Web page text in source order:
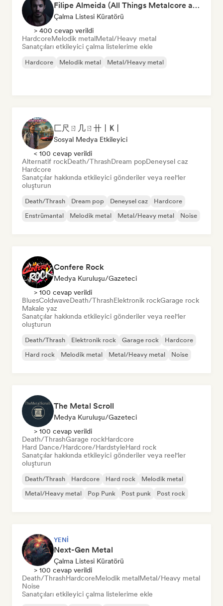
Filipe Almeida (All Things Metalcore and Metalcore Instrumentals)
Çalma Listesi Küratörü
> 400 cevap verildi
HardcoreMelodik metalMetal/Heavy metal
Sanatçıları etkileyici çalma listelerime ekle
Hardcore Melodik metal Metal/Heavy metal
匚尺ㄖ几ㄖ卄丨Ҝ丨
Sosyal Medya Etkileyici
< 100 cevap verildi
Alternatif rockDeath/ThrashDream popDeneysel caz
Hardcore
Sanatçılar hakkında etkileyici gönderiler veya reel'ler
oluşturun
Death/Thrash Dream pop Deneysel caz
Hardcore
Enstrümantal
Melodik metal Metal/Heavy metal Noise
Confere Rock
Medya Kuruluşu/Gazeteci
> 100 cevap verildi
BluesColdwaveDeath/ThrashElektronik rockGarage rock
Makale yaz
Sanatçılar hakkında etkileyici gönderiler veya reel'ler
oluşturun
Death/Thrash Elektronik rock Garage rock
Hardcore
Hard rock
Melodik metal Metal/Heavy metal Noise
The Metal Scroll
Medya Kuruluşu/Gazeteci
> 100 cevap verildi
Death/ThrashGarage rockHardcore
Hard Dance/Hardcore/HardstyleHard rock
Sanatçılar hakkında etkileyici gönderiler veya reel'ler
oluşturun
Death/Thrash Hardcore Hard rock
Melodik metal
Metal/Heavy metal
Pop Punk Post punk Post rock
YENI
Next-Gen Metal
Çalma Listesi Küratörü
> 100 cevap verildi
Death/ThrashHardcoreMelodik metalMetal/Heavy metal
Noise
Sanatçıları etkileyici çalma listelerime ekle